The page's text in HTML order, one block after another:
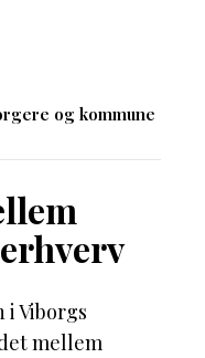
og kommune
Viborgs
mellem